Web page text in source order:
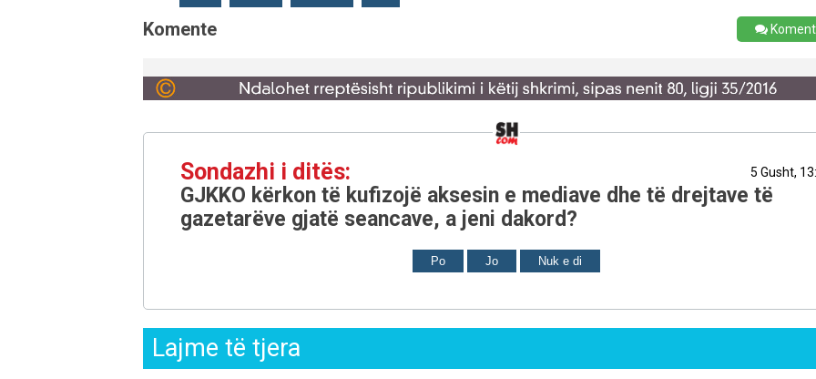
Komente
Sondazhi i ditës: 5 Gusht,
GJKKO kërkon të kufizojë aksesin e mediave dhe të drejtave të
gazetarëve gjatë seancave, a jeni dakord?
Po Jo Nuk e di
Lajme të tjera